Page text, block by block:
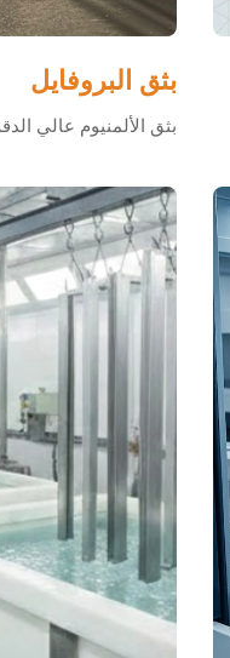
بثق البروفايل
بثق الألمنيوم عالي